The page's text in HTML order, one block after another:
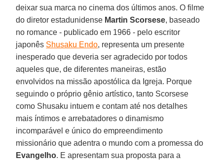
deixar sua marca no cinema dos últimos anos. O filme
do diretor estadunidense Martin Scorsese, baseado
no romance - publicado em 1966 - pelo escritor
japonês Shusaku Endo, representa um presente
inesperado que deveria ser agradecido por todos
aqueles que, de diferentes maneiras, estão
envolvidos na missão apostólica da Igreja. Porque
seguindo o próprio gênio artístico, tanto Scorsese
como Shusaku intuem e contam até nos detalhes
mais íntimos e arrebatadores o dinamismo
incomparável e único do empreendimento
missionário que adentra o mundo com a promessa do
Evangelho. E apresentam sua proposta para a